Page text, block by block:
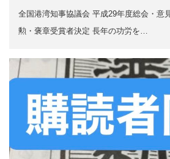
全国港湾知事協議会 平成29年度総会・意
勲・褒章受賞者決定 長年の功労を…